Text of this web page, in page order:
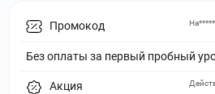
Промокод
Без оплаты за первый пробный
На*****
Акция